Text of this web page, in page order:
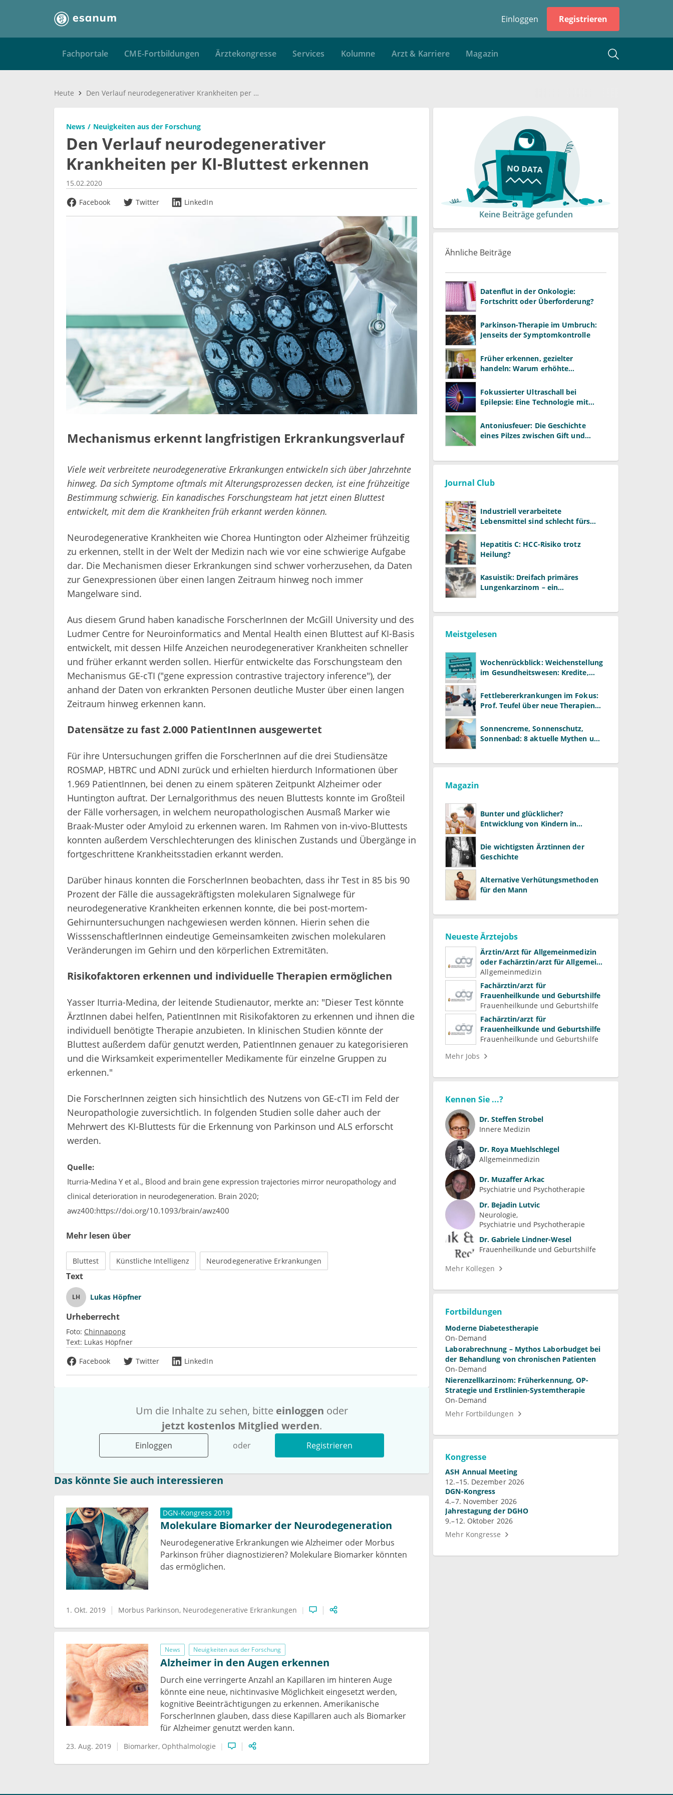
Einloggen Registrieren
Fachportale CME-Fortbildungen Ärztekongresse Services Kolumne Arzt & Karriere Magazin
Heute Den Verlauf neurodegenerativer Krankheiten per KI-Bluttest erkennen
News Neuigkeiten aus der Forschung
Den Verlauf neurodegenerativer
Krankheiten per KI-Bluttest erkennen
15.02.2020
Facebook
Twitter LinkedIn
Mechanismus erkennt langfristigen Erkrankungsverlauf
Viele weit verbreitete neurodegenerative Erkrankungen entwickeln sich über Jahrzehnte
hinweg. Da sich Symptome oftmals mit Alterungsprozessen decken, ist eine frühzeitige
Bestimmung schwierig. Ein kanadisches Forschungsteam hat jetzt einen Bluttest
entwickelt, mit dem die Krankheiten früh erkannt werden können.
Neurodegenerative Krankheiten wie Chorea Huntington oder Alzheimer frühzeitig
zu erkennen, stellt in der Welt der Medizin nach wie vor eine schwierige Aufgabe
dar. Die Mechanismen dieser Erkrankungen sind schwer vorherzusehen, da Daten
zur Genexpressionen über einen langen Zeitraum hinweg noch immer
Mangelware sind.
Aus diesem Grund haben kanadische ForscherInnen der McGill University und des
Ludmer Centre for Neuroinformatics and Mental Health einen Bluttest auf KI-Basis
entwickelt, mit dessen Hilfe Anzeichen neurodegenerativer Krankheiten schneller
und früher erkannt werden sollen. Hierfür entwickelte das Forschungsteam den
Mechanismus GE-cTI ("gene expression contrastive trajectory inference"), der
anhand der Daten von erkrankten Personen deutliche Muster über einen langen
Zeitraum hinweg erkennen kann.
Datensätze zu fast 2.000 PatientInnen ausgewertet
Für ihre Untersuchungen griffen die ForscherInnen auf die drei Studiensätze
ROSMAP, HBTRC und ADNI zurück und erhielten hierdurch Informationen über
1.969 PatientInnen, bei denen zu einem späteren Zeitpunkt Alzheimer oder
Huntington auftrat. Der Lernalgorithmus des neuen Bluttests konnte im Großteil
der Fälle vorhersagen, in welchem neuropathologischen Ausmaß Marker wie
Braak-Muster oder Amyloid zu erkennen waren. Im Rahmen von in-vivo-Bluttests
konnten außerdem Verschlechterungen des klinischen Zustands und Übergänge in
fortgeschrittene Krankheitsstadien erkannt werden.
Darüber hinaus konnten die ForscherInnen beobachten, dass ihr Test in 85 bis 90
Prozent der Fälle die aussagekräftigsten molekularen Signalwege für
neurodegenerative Krankheiten erkennen konnte, die bei post-mortem-
Gehirnuntersuchungen nachgewiesen werden können. Hierin sehen die
WisssenschaftlerInnen eindeutige Gemeinsamkeiten zwischen molekularen
Veränderungen im Gehirn und den körperlichen Extremitäten.
Risikofaktoren erkennen und individuelle Therapien ermöglichen
Yasser Iturria-Medina, der leitende Studienautor, merkte an: "Dieser Test könnte
ÄrztInnen dabei helfen, PatientInnen mit Risikofaktoren zu erkennen und ihnen die
individuell benötigte Therapie anzubieten. In klinischen Studien könnte der
Bluttest außerdem dafür genutzt werden, PatientInnen genauer zu kategorisieren
und die Wirksamkeit experimenteller Medikamente für einzelne Gruppen zu
erkennen."
Die ForscherInnen zeigten sich hinsichtlich des Nutzens von GE-cTI im Feld der
Neuropathologie zuversichtlich. In folgenden Studien solle daher auch der
Mehrwert des KI-Bluttests für die Erkennung von Parkinson und ALS erforscht
werden.
Quelle:
Iturria-Medina Y et al., Blood and brain gene expression trajectories mirror neuropathology and
clinical deterioration in neurodegeneration. Brain 2020;
awz400:https://doi.org/10.1093/brain/awz400
Mehr lesen über
Bluttest Künstliche Intelligenz Neurodegenerative Erkrankungen
Text
LH Lukas Höpfner
Urheberrecht
Foto: Chinnapong
Text: Lukas Höpfner
Facebook
Twitter LinkedIn
Um die Inhalte zu sehen, bitte einloggen oder
jetzt kostenlos Mitglied werden.
Einloggen oder Registrieren
Das könnte Sie auch interessieren
DGN-Kongress 2019
Molekulare Biomarker der Neurodegeneration
Neurodegenerative Erkrankungen wie Alzheimer oder Morbus
Parkinson früher diagnostizieren? Molekulare Biomarker könnten
das ermöglichen.
1. Okt. 2019 Morbus Parkinson Neurodegenerative Erkrankungen
News Neuigkeiten aus der Forschung
Alzheimer in den Augen erkennen
Durch eine verringerte Anzahl an Kapillaren im hinteren Auge
könnte eine neue, nichtinvasive Möglichkeit eingesetzt werden,
kognitive Beeinträchtigungen zu erkennen. Amerikanische
ForscherInnen glauben, dass diese Kapillaren auch als Biomarker
für Alzheimer genutzt werden kann.
23. Aug. 2019 Biomarker Ophthalmologie
Keine Beiträge gefunden
Ähnliche Beiträge
Datenflut in der Onkologie:
Fortschritt oder Überforderung?
Parkinson-Therapie im Umbruch:
Jenseits der Symptomkontrolle
Früher erkennen, gezielter
handeln: Warum erhöhte
als ALT und AST
Fokussierter Ultraschall bei
Epilepsie: Eine Technologie mit
Antoniusfeuer: Die Geschichte
eines Pilzes zwischen Gift und
Journal Club
Industriell verarbeitete
Lebensmittel sind schlecht fürs
Hepatitis C: HCC-Risiko trotz
Heilung?
Kasuistik: Dreifach primäres
Lungenkarzinom – ein
Meistgelesen
Wochenrückblick: Weichenstellung
im Gesundheitswesen: Kredite,
Fettlebererkrankungen im Fokus:
Prof. Teufel über neue Therapien
Sonnencreme, Sonnenschutz,
Sonnenbad: 8 aktuelle Mythen und
Magazin
Bunter und glücklicher?
Entwicklung von Kindern in
Die wichtigsten Ärztinnen der
Geschichte
Alternative Verhütungsmethoden
für den Mann
Neueste Ärztejobs
Ärztin/Arzt für Allgemeinmedizin
oder Fachärztin/arzt für Allgemein-
und Familienmedizin für
Psychiatrie und
Psychotherapeutische Medizin
Allgemeinmedizin
Fachärztin/arzt für
Frauenheilkunde und Geburtshilfe
Frauenheilkunde und Geburtshilfe
Fachärztin/arzt für
Frauenheilkunde und Geburtshilfe
Frauenheilkunde und Geburtshilfe
Mehr Jobs
Kennen Sie ...?
Dr. Steffen Strobel
Innere Medizin
Dr. Roya Muehlschlegel
Allgemeinmedizin
Dr. Muzaffer Arkac
Psychiatrie und Psychotherapie
Dr. Bejadin Lutvic
Neurologie
Psychiatrie und Psychotherapie
Dr. Gabriele Lindner-Wesel
Frauenheilkunde und Geburtshilfe
Mehr Kollegen
Fortbildungen
Moderne Diabetestherapie
On-Demand
Laborabrechnung – Mythos Laborbudget bei
der Behandlung von chronischen Patienten
On-Demand
Nierenzellkarzinom: Früherkennung, OP-
Strategie und Erstlinien-Systemtherapie
On-Demand
Mehr Fortbildungen
Kongresse
ASH Annual Meeting
12.–15. Dezember 2026
DGN-Kongress
4.–7. November 2026
Jahrestagung der DGHO
9.–12. Oktober 2026
Mehr Kongresse